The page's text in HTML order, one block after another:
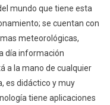
mundo que tiene esta
se cuentan con
meteorológicas,
día información
a la mano de cualquier
es didáctico y muy
tiene aplicaciones